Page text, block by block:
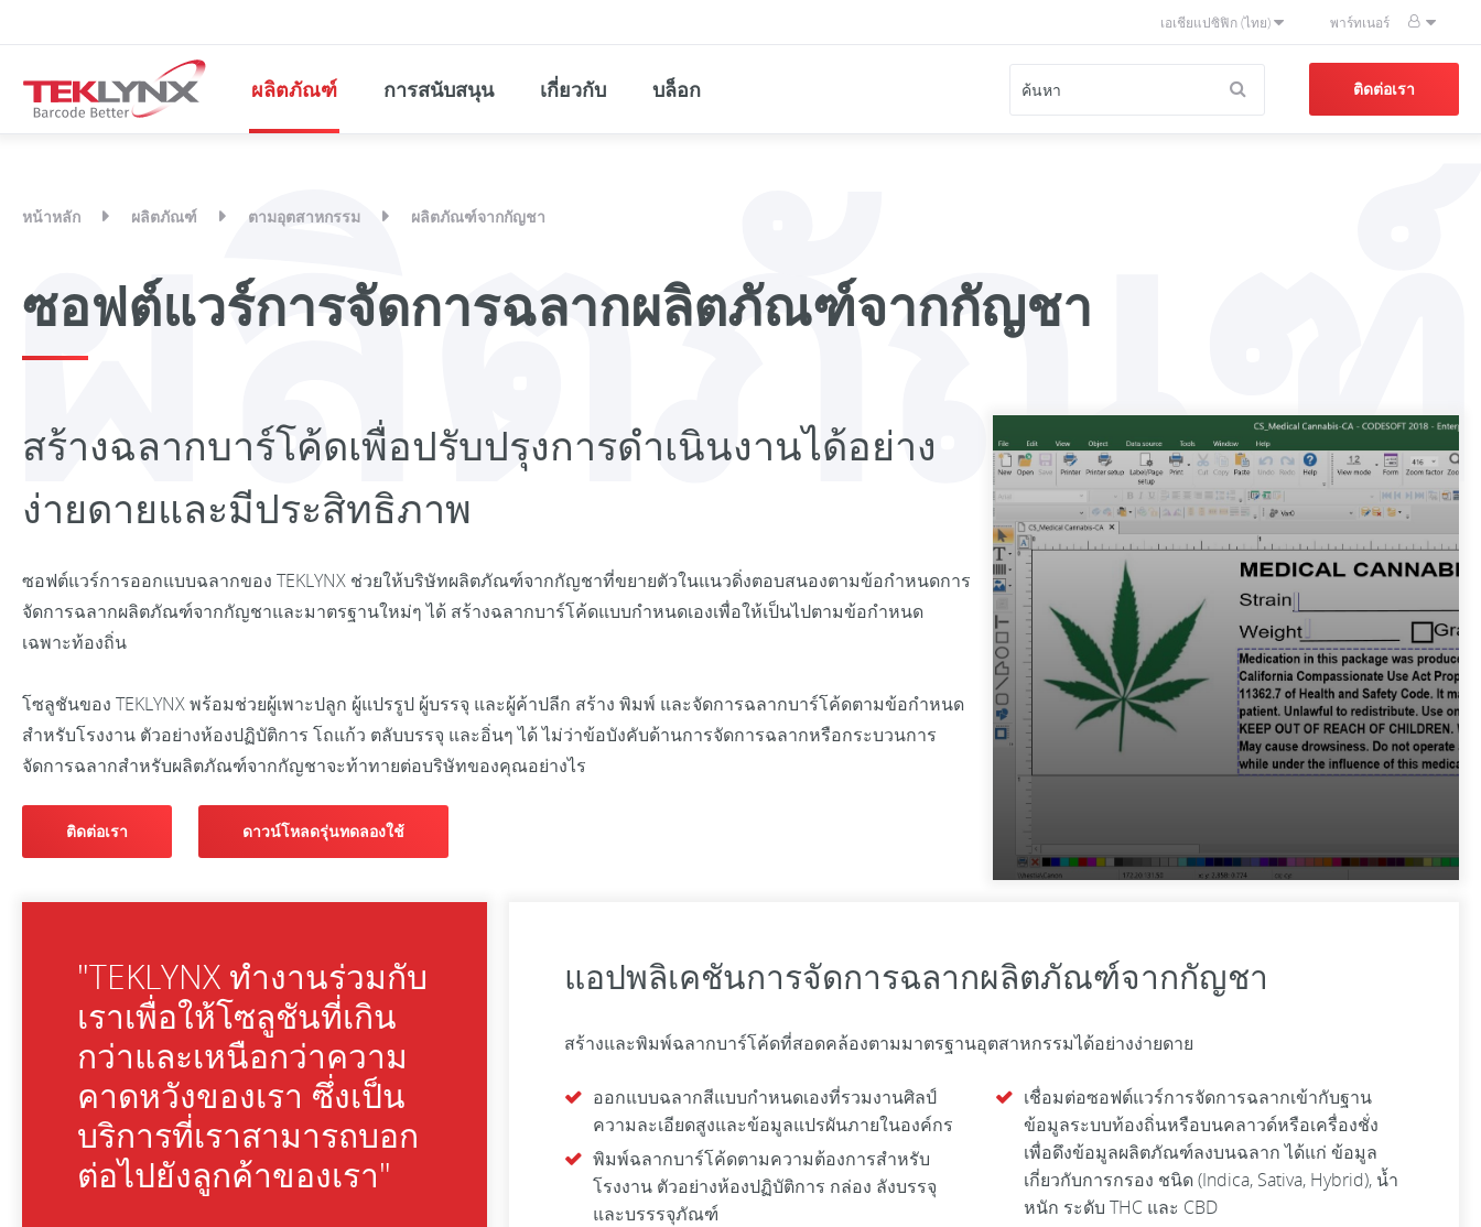
เอเชียแปซิฟิก (ไทย) พาร์ทเนอร์
ผลิตภัณฑ์ การสนับสนุน เกี่ยวกับ บล็อก ติดต่อเรา
หน้าหลัก ผลิตภัณฑ์ ตามอุตสาหกรรม ผลิตภัณฑ์จากกัญชา
ผลิตภัณฑ์
ซอฟต์แวร์การจัดการฉลากผลิตภัณฑ์จากกัญชา
สร้างฉลากบาร์โค้ดเพื่อปรับปรุงการดำเนินงานได้อย่าง
ง่ายดายและมีประสิทธิภาพ
ซอฟต์แวร์การออกแบบฉลากของ TEKLYNX ช่วยให้บริษัทผลิตภัณฑ์จากกัญชาที่ขยายตัวในแนวดิ่งตอบสนองตามข้อกำหนดการ
จัดการฉลากผลิตภัณฑ์จากกัญชาและมาตรฐานใหม่ๆ ได้ สร้างฉลากบาร์โค้ดแบบกำหนดเองเพื่อให้เป็นไปตามข้อกำหนด
เฉพาะท้องถิ่น
โซลูชันของ TEKLYNX พร้อมช่วยผู้เพาะปลูก ผู้แปรรูป ผู้บรรจุ และผู้ค้าปลีก สร้าง พิมพ์ และจัดการฉลากบาร์โค้ดตามข้อกำหนด
สำหรับโรงงาน ตัวอย่างห้องปฏิบัติการ โถแก้ว ตลับบรรจุ และอิ่นๆ ได้ ไม่ว่าข้อบังคับด้านการจัดการฉลากหรือกระบวนการ
จัดการฉลากสำหรับผลิตภัณฑ์จากกัญชาจะท้าทายต่อบริษัทของคุณอย่างไร
ติดต่อเรา ดาวน์โหลดรุ่นทดลองใช้
"TEKLYNX ทำงานร่วมกับ
เราเพื่อให้โซลูชันที่เกิน
กว่าและเหนือกว่าความ
คาดหวังของเรา ซึ่งเป็น
บริการที่เราสามารถบอก
ต่อไปยังลูกค้าของเรา"
แอปพลิเคชันการจัดการฉลากผลิตภัณฑ์จากกัญชา
สร้างและพิมพ์ฉลากบาร์โค้ดที่สอดคล้องตามมาตรฐานอุตสาหกรรมได้อย่างง่ายดาย
ออกแบบฉลากสีแบบกำหนดเองที่รวมงานศิลป์
ความละเอียดสูงและข้อมูลแปรผันภายในองค์กร
พิมพ์ฉลากบาร์โค้ดตามความต้องการสำหรับ
โรงงาน ตัวอย่างห้องปฏิบัติการ กล่อง ลังบรรจุ
และบรรรจุภัณฑ์
เชื่อมต่อซอฟต์แวร์การจัดการฉลากเข้ากับฐาน
ข้อมูลระบบท้องถิ่นหรือบนคลาวด์หรือเครื่องชั่ง
เพื่อดึงข้อมูลผลิตภัณฑ์ลงบนฉลาก ได้แก่ ข้อมูล
เกี่ยวกับการกรอง ชนิด (Indica, Sativa, Hybrid), น้ำ
หนัก ระดับ THC และ CBD